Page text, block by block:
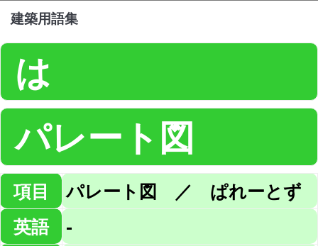
建築用語集
は
パレート図
項目
パレート図 ／ ぱれーとず
英語
-